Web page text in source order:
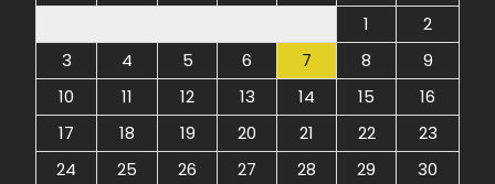
1
2
3
4 5 6 7 8
9
10
11 12 13 14 15
16
17
18 19 20 21 22
23
24
25 26 27 28 29
30